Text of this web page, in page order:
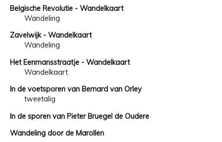
Belgische Revolutie - Wandelkaart
Wandeling
Zavelwijk - Wandelkaart
Wandeling
Het Eenmansstraatje - Wandelkaart
Wandelkaart
In de voetsporen van Bernard van Orley
tweetalig
In de sporen van Pieter Bruegel de Oudere
Wandeling door de Marollen